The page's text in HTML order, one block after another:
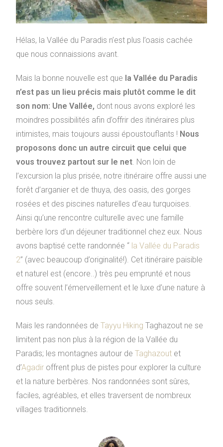
Hélas, la Vallée du Paradis n’est plus l’oasis cachée
que nous connaissions avant.
Mais la bonne nouvelle est que la Vallée du Paradis
n’est pas un lieu précis mais plutôt comme le dit
son nom: Une Vallée, dont nous avons exploré les
moindres possibilités afin d’offrir des itinéraires plus
intimistes, mais toujours aussi époustouflants ! Nous
proposons donc un autre circuit que celui que
vous trouvez partout sur le net. Non loin de
l’excursion la plus prisée, notre itinéraire offre aussi une
forêt d’arganier et de thuya, des oasis, des gorges
rosées et des piscines naturelles d’eau turquoises.
Ainsi qu’une rencontre culturelle avec une famille
berbère lors d’un déjeuner traditionnel chez eux. Nous
avons baptisé cette randonnée “ la Vallée du Paradis
2” (avec beaucoup d’originalité!). Cet itinéraire paisible
et naturel est (encore..) très peu emprunté et nous
offre souvent l’émerveillement et le luxe d’une nature à
nous seuls.
Mais les randonnées deTayyu Hiking Taghazout ne se
limitent pas non plus à la région de la Vallée du
Paradis; les montagnes autour deTaghazout et
d’Agadir offrent plus de pistes pour explorer la culture
et la nature berbères. Nos randonnées sont sûres,
faciles, agréables, et elles traversent de nombreux
villages traditionnels.